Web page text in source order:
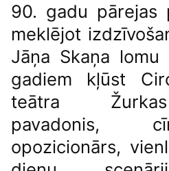
90. gadu pārejas
meklējot
Jāņa Skaņa
gadiem kļūst
teātra
pavadonis,
opozicionārs,